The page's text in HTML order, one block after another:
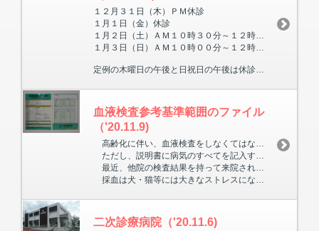
１２月３１日（木）ＰＭ休診
１月１日（金）休診
１月２日（土）ＡＭ１０時３０分～１２時００分まで診察 ＰＭ休診
１月３日（日）ＡＭ１０時００分～１２時００分まで診察 ＰＭ休診
定例の木曜日の午後と日祝日の午後は休診です。
血液検査参考基準範囲のファイル
（'20.11.9)
ただし、説明書に病気のすべてを記入することはできません。又、基準範囲をはずれていたら病気とも限りません。詳しくは、臨床症状や他の検査結果と合わせて説明いたします。患者様のいる前で採血し、検査項目にもよりますが、早いと２０～３０分で結果が出ますので、すぐに治療を始められます。
最近、他院の検査結果を持って来院される方が多くなりましたが、投薬内容も教えていただくと、同じことを２回しなくてもよく、患者様への負担が軽くなります。
採血は犬・猫等には大きなストレスになりますので、必要時以外はできるだけ避けるべきです。しかし採血する以上は、できるだけ１回の採血で判定できるような項目を検査いたします。
二次診療病院（'20.11.6)